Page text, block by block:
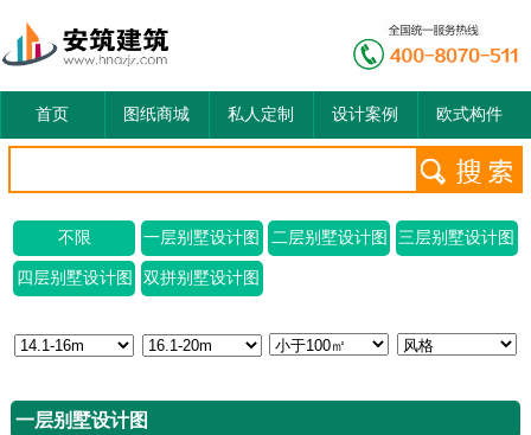
首页 图纸商城 私人定制 设计案例 欧式构件
不限 一层别墅设计图 二层别墅设计图 三层别墅设计图
四层别墅设计图 双拼别墅设计图
一层别墅设计图